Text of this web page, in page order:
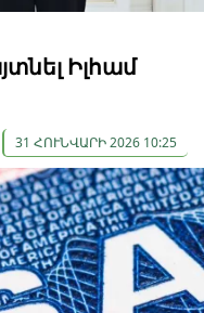
Իլհամ
31 ՀՈՒՆՎԱՐԻ 2026 10:25